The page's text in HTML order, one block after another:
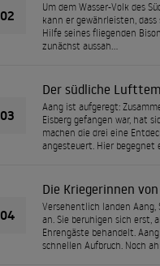
02
Um dem Wasser-Volk des
kann er gewährleisten,
Hilfe seines fliegenden
zunächst aussah…
03
Der südliche
Aang ist aufgeregt:
Eisberg gefangen war, hat
machen die drei eine
angesteuert. Hier begegnet
04
Die Kriegerinnen
Versehentlich landen Aang,
an. Sie beruhigen sich erst,
Ehrengäste behandelt.
schnellen Aufbruch. Noch